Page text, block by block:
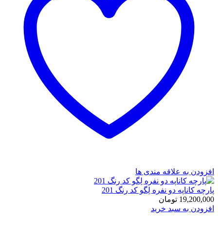
افزودن به علاقه مندی ها
پارچه کاناپه دو نفره لِگو کد رنگ 201
19,200,000 تومان
افزودن به سبد خرید